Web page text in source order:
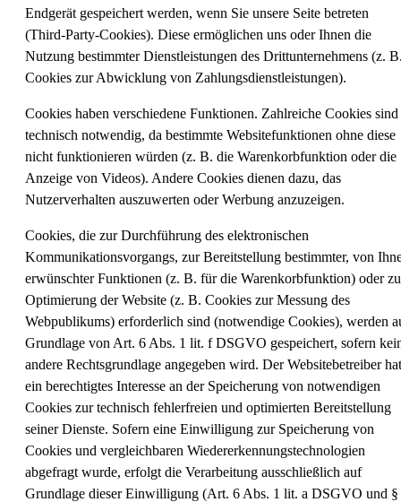
Endgerät gespeichert werden, wenn Sie unsere Seite betreten
(Third-Party-Cookies). Diese ermöglichen uns oder Ihnen die
Nutzung bestimmter Dienstleistungen des Drittunternehmens (z.
Cookies zur Abwicklung von Zahlungsdienstleistungen).
Cookies haben verschiedene Funktionen. Zahlreiche Cookies sind
technisch notwendig, da bestimmte Websitefunktionen ohne diese
nicht funktionieren würden (z. B. die Warenkorbfunktion oder die
Anzeige von Videos). Andere Cookies dienen dazu, das
Nutzerverhalten auszuwerten oder Werbung anzuzeigen.
Cookies, die zur Durchführung des elektronischen
Kommunikationsvorgangs, zur Bereitstellung bestimmter, von
erwünschter Funktionen (z. B. für die Warenkorbfunktion) oder
Optimierung der Website (z. B. Cookies zur Messung des
Webpublikums) erforderlich sind (notwendige Cookies), werden
Grundlage von Art. 6 Abs. 1 lit. f DSGVO gespeichert, sofern
andere Rechtsgrundlage angegeben wird. Der Websitebetreiber hat
ein berechtigtes Interesse an der Speicherung von notwendigen
Cookies zur technisch fehlerfreien und optimierten Bereitstellung
seiner Dienste. Sofern eine Einwilligung zur Speicherung von
Cookies und vergleichbaren Wiedererkennungstechnologien
abgefragt wurde, erfolgt die Verarbeitung ausschließlich auf
Grundlage dieser Einwilligung (Art. 6 Abs. 1 lit. a DSGVO und §